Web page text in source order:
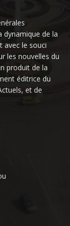
dynamique de la
avec le souci
les nouvelles du
produit de la
éditrice du
et de